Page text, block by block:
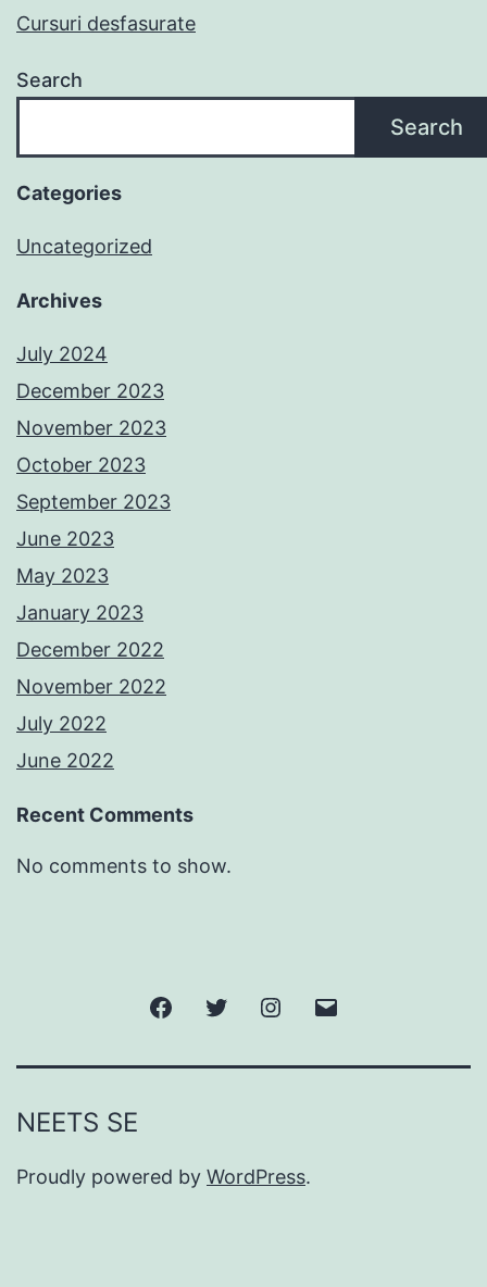
Cursuri desfasurate
Search
Search
Categories
Uncategorized
Archives
July 2024
December 2023
November 2023
October 2023
September 2023
June 2023
May 2023
January 2023
December 2022
November 2022
July 2022
June 2022
Recent Comments
No comments to show.
FacebookTwitter Instagram
NEETS SE
Proudly powered by WordPress.